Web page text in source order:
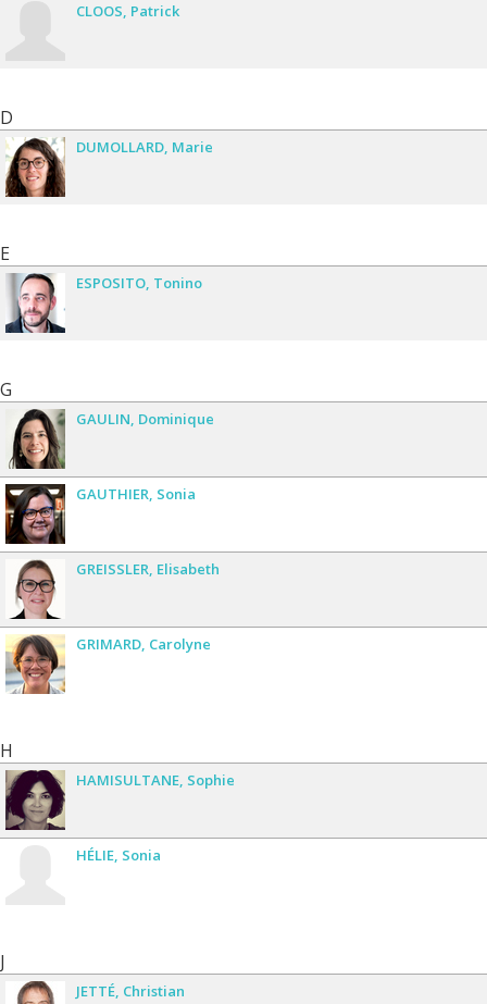
CLOOS Patrick
D
DUMOLLARD Marie
E
ESPOSITO Tonino
G
GAULIN Dominique
GAUTHIER Sonia
GREISSLER Elisabeth
GRIMARD Carolyne
H
HAMISULTANE Sophie
HÉLIE Sonia
J
JETTÉ Christian